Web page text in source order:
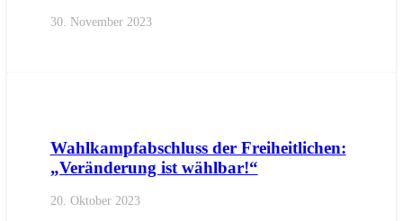
30. November 2023
Wahlkampfabschluss der Freiheitlichen:
„Veränderung ist wählbar!“
20. Oktober 2023